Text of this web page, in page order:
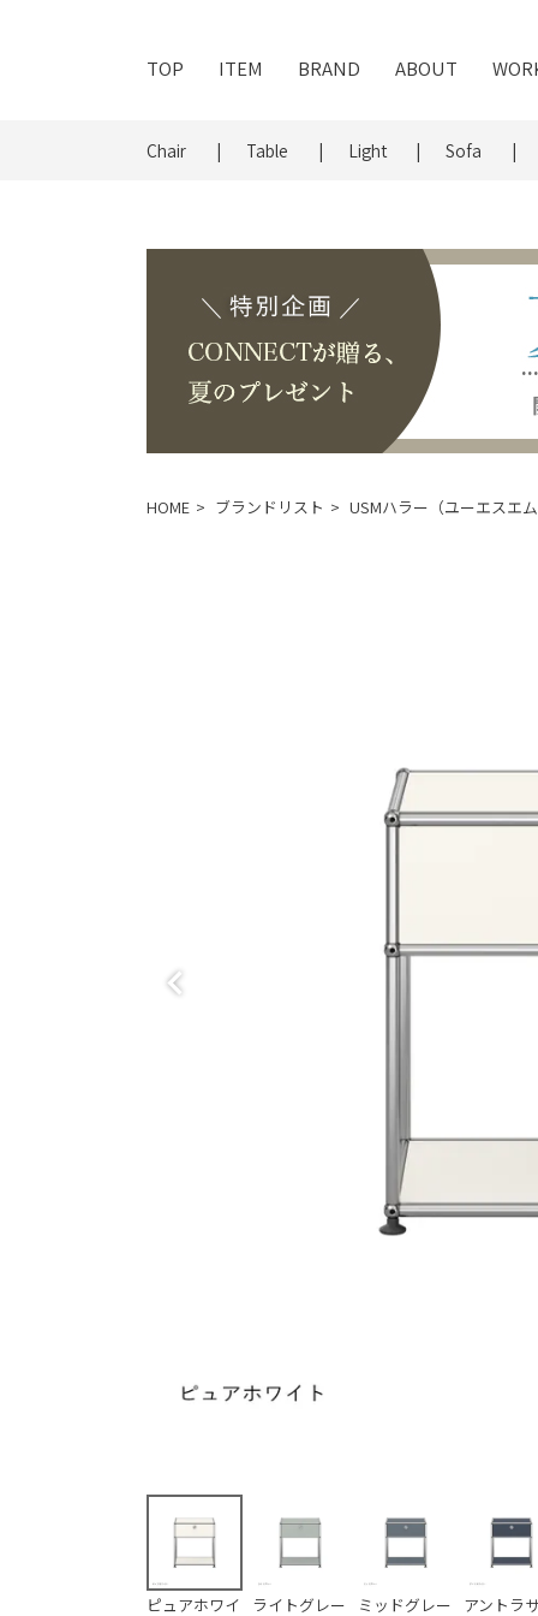
TOP ITEM BRAND ABOUT
Chair Table Light Sofa
HOME ブランドリスト USMハラー（ユーエスエ
ピュアホワイ ライトグレー ミッドグレー アントラ